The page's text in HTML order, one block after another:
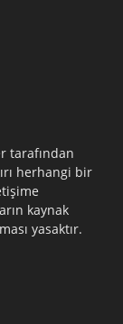
tarafından
herhangi bir
kaynak
yasaktır.